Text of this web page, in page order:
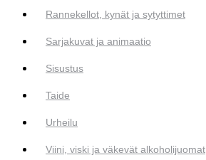
Rannekellot, kynät ja sytyttimet
Sarjakuvat ja animaatio
Sisustus
Taide
Urheilu
Viini, viski ja väkevät alkoholijuomat